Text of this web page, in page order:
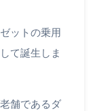
ットの乗用
て誕生しま
舗であるダ